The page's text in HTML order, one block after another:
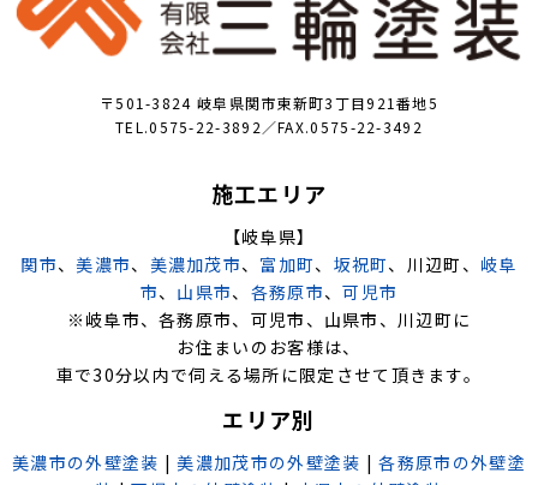
〒501-3824 岐阜県関市東新町3丁目921番地5
TEL.0575-22-3892／FAX.0575-22-3492
施工エリア
【岐阜県】
関市、美濃市、 美濃加茂市、 富加町、 坂祝町、川辺町、 岐阜
市、 山県市、 各務原市、可児市
※岐阜市、各務原市、可児市、山県市、川辺町に
お住まいのお客様は、
車で30分以内で伺える場所に限定させて頂きます。
エリア別
美濃市の外壁塗装 |美濃加茂市の外壁塗装 |各務原市の外壁塗